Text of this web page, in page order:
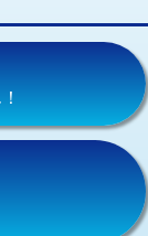
円+材料費
円+材料費